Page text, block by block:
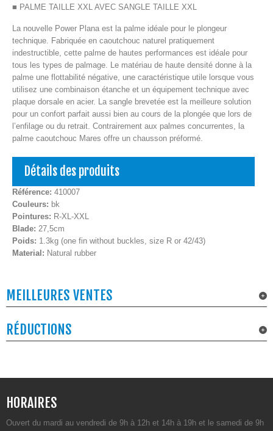
■ PALME TAILLE XXL AVEC SANGLE TAILLE XXL
La nouvelle Power Plana est la palme idéale pour le plongeur
technique. Fabriquée en caoutchouc naturel pratiquement
indestructible, cette palme de hautes performances est idéale pour
tous les types de palmage. Le matériau de haute densité donne à la
palme une flottabilité négative, une caractéristique utile lorsque vous
utilisez une combinaison étanche et un équipement technique avec
plaque dorsale en acier. La sangle brevetée est la meilleure solution
pour un confort parfait aussi bien au cours de la plongée que lors de
l’enfilage ou du retrait. Contrairement aux palmes concurrentes, la
palme caoutchouc Mares offre un chausson préformé.
Détails des produits
Référence: 410007
Couleurs: bk
Pointures: R-XL-XXL
Blade: 27,5cm
Poids: 1.3kg (one fin without buckles, size R or 42/43)
Material: Natural rubber
MEILLEURES VENTES
RÉDUCTIONS
HORAIRES
Ouvert du mardi au vendredi de 9h à 12h et 14h à 19h et le samedi de 9h